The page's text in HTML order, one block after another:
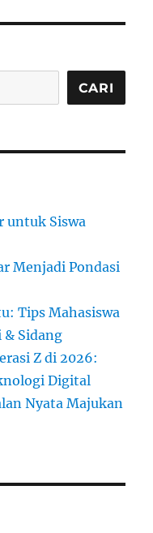
CARI
untuk Siswa
Menjadi Pondasi
Tips Mahasiswa
Sidang
Z di 2026:
Digital
Nyata Majukan